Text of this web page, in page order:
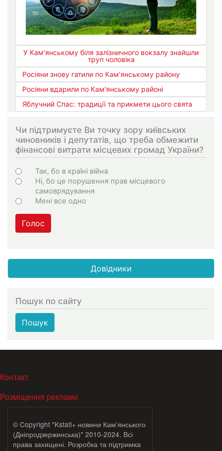
У Кам’янському біля залізничного вокзалу знайшли
труп чоловіка
Росіяни знову гатили по Кам’янському району
Росіяни вдарили по Кам'янському районі
Яблучний Спас: традиції та прикмети цього свята
Чи підтримуєте Ви точку зору київських
чиновників і депутатів, що треба обмежити
фінансові витрати місцевих громад України?
Choices
Так, бо в країні війна
Ні, бо це порушення прав місцевого
самоврядування
Мені все одно
Голос
Довідники
Пошук по сайту
Пошук
МЕНЮ В ПОДВАЛЕ
Контакт
Розміщення реклами
© Copyright "Kstati+ новини Кам'янського
(Дніпродзержинська)" 2010-2024. Всі
права захищені. Розробка та підтримка